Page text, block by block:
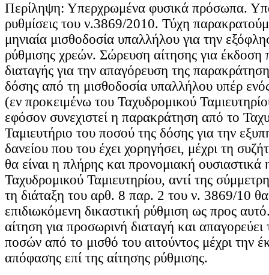
Περίληψη: Υπερχρωμένα φυσικά πρόσωπα.
ρυθμίσεις του ν.3869/2010. Τύχη
μηνιαία μισθοδοσία υπαλλήλου για την
ρύθμισης χρεών. Σώρευση αίτησης για έκδοση
διαταγής για την απαγόρευση της
δόσης από τη μισθοδοσία υπαλλήλου υπέρ
(εν προκειμένω του Ταχυδρομικού
εφόσον συνεχιστεί η παρακράτηση από το
Ταμιευτήριο του ποσού της δόσης για την
δανείου που του έχει χορηγήσει, μέχρι τη
θα είναι η πλήρης και προνομιακή ουσιαστικά
Ταχυδρομικού Ταμιευτηρίου, αντί της
τη διάταξη του αρθ. 8 παρ. 2 του ν. 3869/10
επιδιωκόμενη δικαστική ρύθμιση ως προς
αίτηση για προσωρινή διαταγή και
ποσών από το μισθό του αιτούντος μέχρι την
απόφασης επί της αίτησης ρύθμισης.